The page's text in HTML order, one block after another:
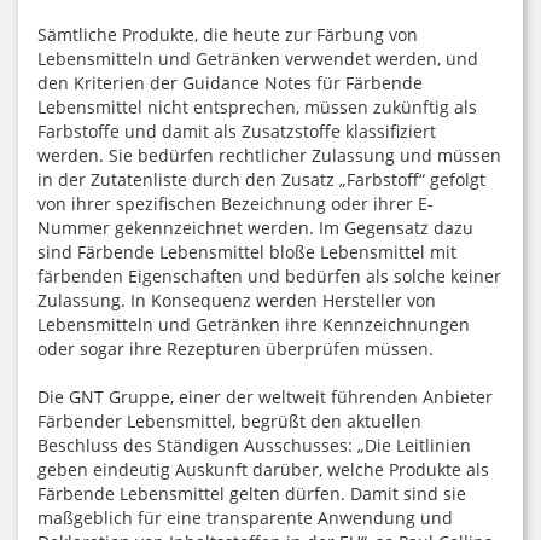
Sämtliche Produkte, die heute zur Färbung von
Lebensmitteln und Getränken verwendet werden, und
den Kriterien der Guidance Notes für Färbende
Lebensmittel nicht entsprechen, müssen zukünftig als
Farbstoffe und damit als Zusatzstoffe klassifiziert
werden. Sie bedürfen rechtlicher Zulassung und müssen
in der Zutatenliste durch den Zusatz „Farbstoff“ gefolgt
von ihrer spezifischen Bezeichnung oder ihrer E-
Nummer gekennzeichnet werden. Im Gegensatz dazu
sind Färbende Lebensmittel bloße Lebensmittel mit
färbenden Eigenschaften und bedürfen als solche keiner
Zulassung. In Konsequenz werden Hersteller von
Lebensmitteln und Getränken ihre Kennzeichnungen
oder sogar ihre Rezepturen überprüfen müssen.
Die GNT Gruppe, einer der weltweit führenden Anbieter
Färbender Lebensmittel, begrüßt den aktuellen
Beschluss des Ständigen Ausschusses: „Die Leitlinien
geben eindeutig Auskunft darüber, welche Produkte als
Färbende Lebensmittel gelten dürfen. Damit sind sie
maßgeblich für eine transparente Anwendung und